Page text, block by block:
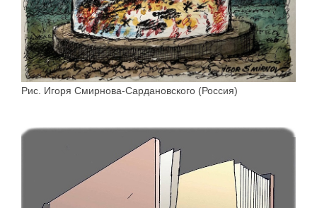
Рис. Игоря Смирнова-Сардановского (Россия)